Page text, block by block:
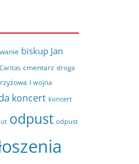
biskup Jan
Caritas cmentarz droga
I wojna
koncert koncert
odpust odpust